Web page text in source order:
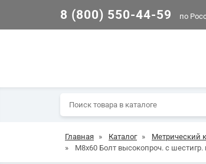
8 (800) 550-44-59 по
Главная » Каталог » Метрический
»
М8х60 Болт высокопроч. с шестигр.